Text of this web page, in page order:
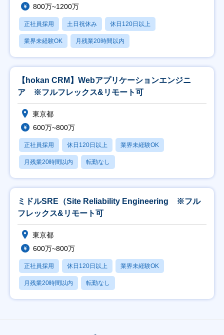
800万~1200万
正社員採用 土日祝休み 休日120日以上
業界未経験OK 月残業20時間以内
【hokan CRM】Webアプリケーションエンジニ
ア ※フルフレックス&リモート可
東京都
600万~800万
正社員採用 休日120日以上 業界未経験OK
月残業20時間以内 転勤なし
ミドルSRE（Site Reliability Engineering ※フル
フレックス&リモート可
東京都
600万~800万
正社員採用 休日120日以上 業界未経験OK
月残業20時間以内 転勤なし